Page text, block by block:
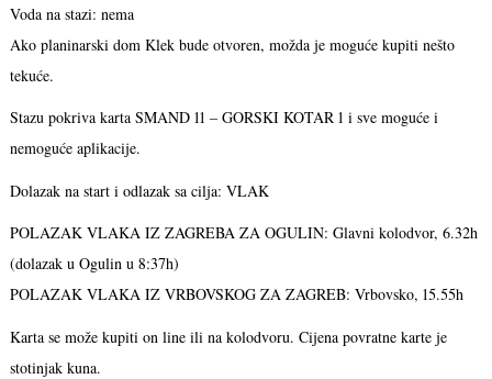
Voda na stazi: nema
Ako planinarski dom Klek bude otvoren, možda je moguće kupiti nešto
tekuće.
Stazu pokriva karta SMAND 11 – GORSKI KOTAR 1 i sve moguće i
nemoguće aplikacije.
Dolazak na start i odlazak sa cilja: VLAK
POLAZAK VLAKA IZ ZAGREBA ZA OGULIN: Glavni kolodvor, 6.32h
(dolazak u Ogulin u 8:37h)
POLAZAK VLAKA IZ VRBOVSKOG ZA ZAGREB: Vrbovsko, 15.55h
Karta se može kupiti on line ili na kolodvoru. Cijena povratne karte je
stotinjak kuna.